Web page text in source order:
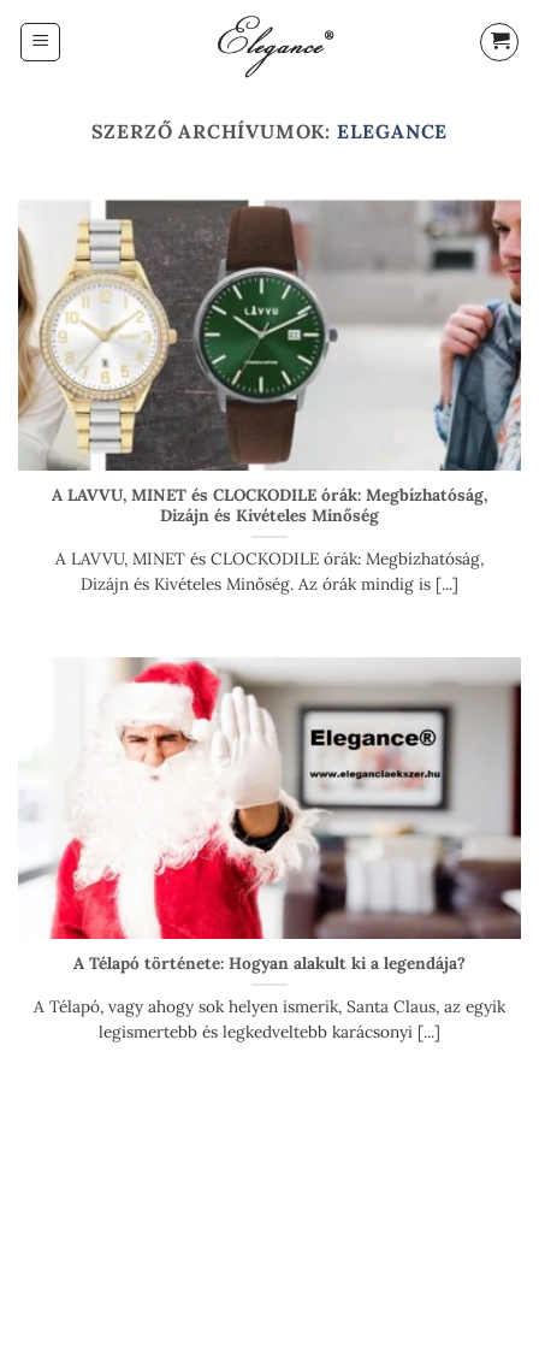
SZERZŐ ARCHÍVUMOK: ELEGANCE
A LAVVU, MINET és CLOCKODILE órák: Megbízhatóság,
Dizájn és Kivételes Minőség
A LAVVU, MINET és CLOCKODILE órák: Megbízhatóság,
Dizájn és Kivételes Minőség. Az órák mindig is [...]
A Télapó története: Hogyan alakult ki a legendája?
A Télapó, vagy ahogy sok helyen ismerik, Santa Claus, az egyik
legismertebb és legkedveltebb karácsonyi [...]